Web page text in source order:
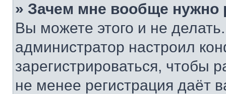
» Зачем мне вообще нужно
Вы можете этого и не
администратор настроил
зарегистрироваться, чтобы
не менее регистрация даёт